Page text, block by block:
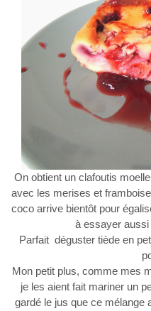
On obtient un clafoutis
avec les merises et
coco arrive bientôt pour
à essayer aussi
Parfait déguster tiède en
Mon petit plus, comme mes
je les aient fait mariner un
gardé le jus que ce mélange